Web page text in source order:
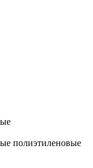
полиэтиленовые